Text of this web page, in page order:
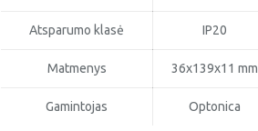
Atsparumo klasė IP20
Matmenys 36x139x11 mm
Gamintojas Optonica